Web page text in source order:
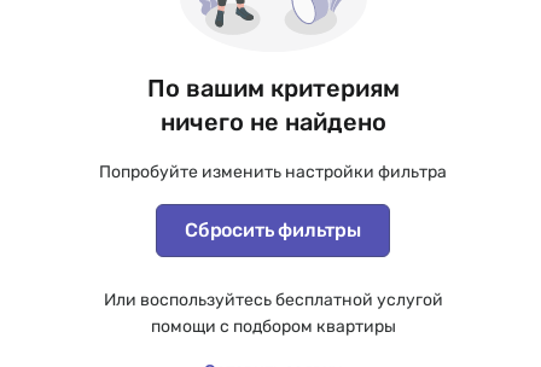
По вашим критериям
ничего не найдено
Попробуйте изменить настройки фильтра
Сбросить фильтры
Или воспользуйтесь бесплатной услугой
помощи с подбором квартиры